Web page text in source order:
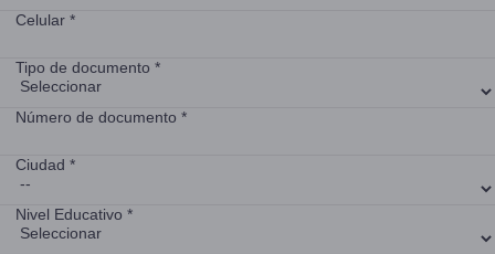
Celular *
Tipo de documento *
Número de documento *
Ciudad *
Nivel Educativo *